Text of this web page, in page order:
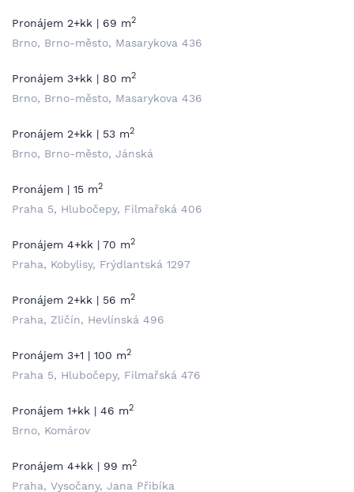
Pronájem 2+kk | 69 m2
Brno, Brno-město, Masarykova 436
Pronájem 3+kk | 80 m2
Brno, Brno-město, Masarykova 436
Pronájem 2+kk | 53 m2
Brno, Brno-město, Jánská
Pronájem | 15 m2
Praha 5, Hlubočepy, Filmařská 406
Pronájem 4+kk | 70 m2
Praha, Kobylisy, Frýdlantská 1297
Pronájem 2+kk | 56 m2
Praha, Zličín, Hevlínská 496
Pronájem 3+1 | 100 m2
Praha 5, Hlubočepy, Filmařská 476
Pronájem 1+kk | 46 m2
Brno, Komárov
Pronájem 4+kk | 99 m2
Praha, Vysočany, Jana Přibíka